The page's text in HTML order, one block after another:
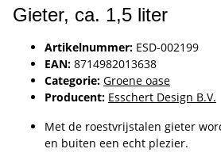
Gieter, ca. 1,5 liter
Artikelnummer: ESD-002199
EAN: 8714982013638
Categorie: Groene oase
Producent: Esschert Design B.V.
Met de roestvrijstalen gieter
en buiten een echt plezier.